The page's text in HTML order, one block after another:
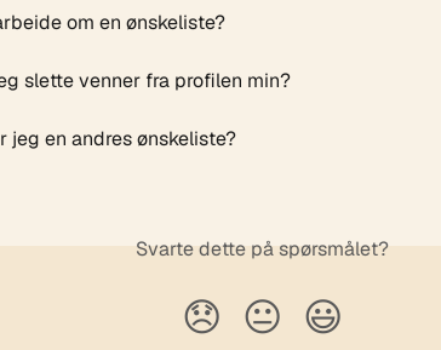
om en ønskeliste?
slette venner fra profilen min?
jeg en andres ønskeliste?
Svarte dette på spørsmålet?
😞 😐 😃